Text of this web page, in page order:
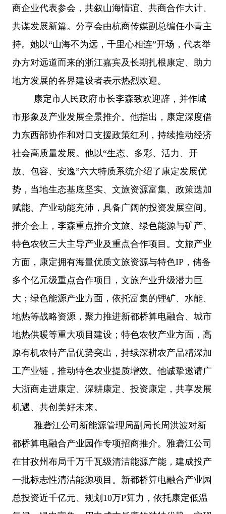
商企业代表参会，共叙山海情谊、共商合作大计、
共谋发展新篇。分享会由杭商传媒副总编任小青主
持。她以“山海不为远，千里心相连”开场，代表举
办方对远道而来的浙江嘉宾及长期扎根康定、助力
地方发展的各界建设者表示热烈欢迎。
康定市人民政府市长李森致欢迎辞，并作城
市形象及产业发展全景推介。他指出，康定深度借
力东西部协作和对口支援政策红利，持续推动经济
社会高质量发展。他以“生态、多彩、活力、开
放、包容、安逸”六大特质系统介绍了康定发展优
势，当地生态基底坚实、文旅资源富集、政策迭加
赋能、产业动能充沛，具备广阔的投资发展空间。
推介会上，李森重点推介文旅、绿色能源与矿产、
特色农牧三大主导产业及重点合作项目。文旅产业
方面，康定拥有海量优质文旅资源与特色IP，储备
多个亿元级重点合作项目，文旅产业升级潜力巨
大；绿色能源产业方面，依托富集的锂矿、水能、
地热等战略资源，聚力推进新都桥算电融合、城市
地热供暖等重大项目建设；特色农牧产业方面，高
原有机农特产品优势突出，持续深耕农产品精深加
工产业链，推动特色农业提质增效。他诚挚邀请广
大浙商走进康定、深耕康定、投资康定，共享发展
机遇、共创美好未来。
雅砻江公司新能源管理局副局长周洪波对新
都桥算电融合产业园作专项招商推介。雅砻江公司
在甘孜州布局千万千瓦级清洁能源产能，建成投产
一批标志性清洁能源项目。新都桥算电融合产业园
总投资近千亿元、规划 10万P算力，依托康定低温